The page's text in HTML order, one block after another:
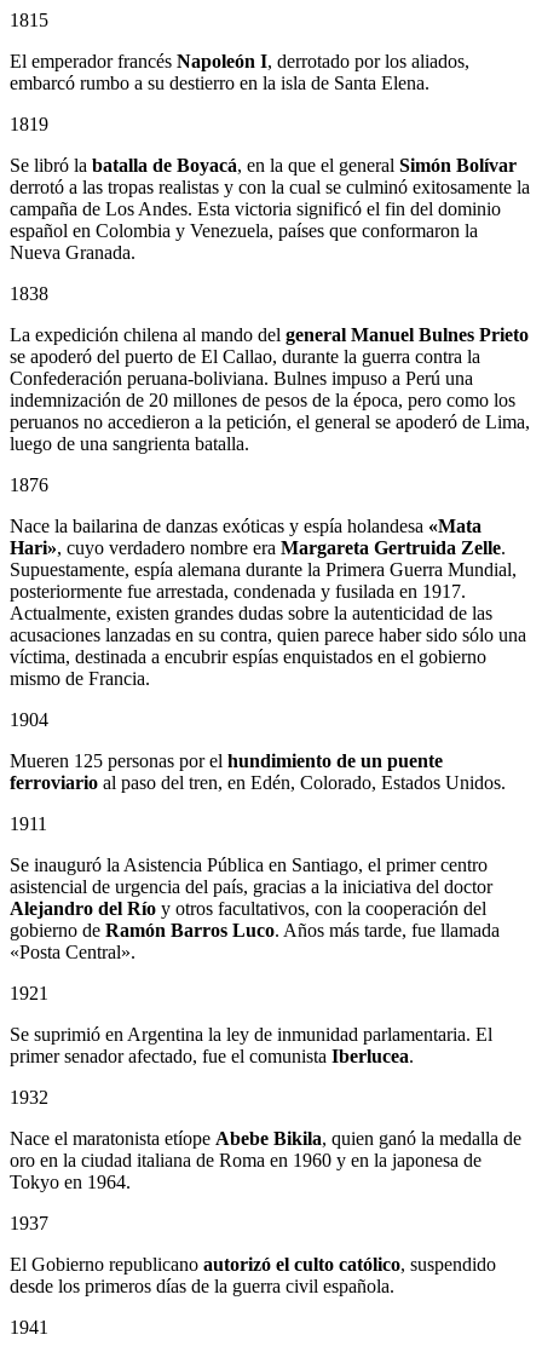
1815
El emperador francés Napoleón I, derrotado por los aliados,
embarcó rumbo a su destierro en la isla de Santa Elena.
1819
Se libró la batalla de Boyacá, en la que el general Simón Bolívar
derrotó a las tropas realistas y con la cual se culminó exitosamente la
campaña de Los Andes. Esta victoria significó el fin del dominio
español en Colombia y Venezuela, países que conformaron la
Nueva Granada.
1838
La expedición chilena al mando del general Manuel Bulnes Prieto
se apoderó del puerto de El Callao, durante la guerra contra la
Confederación peruana-boliviana. Bulnes impuso a Perú una
indemnización de 20 millones de pesos de la época, pero como los
peruanos no accedieron a la petición, el general se apoderó de Lima,
luego de una sangrienta batalla.
1876
Nace la bailarina de danzas exóticas y espía holandesa «Mata
Hari», cuyo verdadero nombre era Margareta Gertruida Zelle.
Supuestamente, espía alemana durante la Primera Guerra Mundial,
posteriormente fue arrestada, condenada y fusilada en 1917.
Actualmente, existen grandes dudas sobre la autenticidad de las
acusaciones lanzadas en su contra, quien parece haber sido sólo una
víctima, destinada a encubrir espías enquistados en el gobierno
mismo de Francia.
1904
Mueren 125 personas por el hundimiento de un puente
ferroviario al paso del tren, en Edén, Colorado, Estados Unidos.
1911
Se inauguró la Asistencia Pública en Santiago, el primer centro
asistencial de urgencia del país, gracias a la iniciativa del doctor
Alejandro del Río y otros facultativos, con la cooperación del
gobierno de Ramón Barros Luco. Años más tarde, fue llamada
«Posta Central».
1921
Se suprimió en Argentina la ley de inmunidad parlamentaria. El
primer senador afectado, fue el comunista Iberlucea.
1932
Nace el maratonista etíope Abebe Bikila, quien ganó la medalla de
oro en la ciudad italiana de Roma en 1960 y en la japonesa de
Tokyo en 1964.
1937
El Gobierno republicano autorizó el culto católico, suspendido
desde los primeros días de la guerra civil española.
1941